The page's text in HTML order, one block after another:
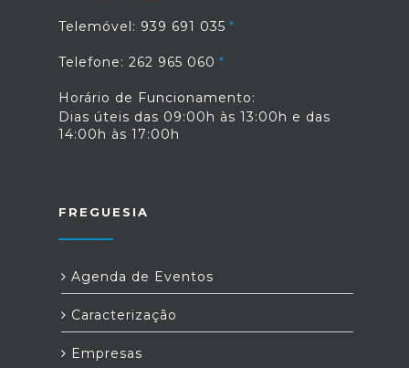
Telemóvel: 939 691 035
Telefone: 262 965 060
Horário de Funcionamento:
Dias úteis das 09:00h às 13:00h e das
14:00h às 17:00h
FREGUESIA
Agenda de Eventos
Caracterização
Empresas